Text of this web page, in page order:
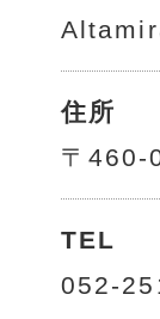
住所
〒460-
TEL
052-